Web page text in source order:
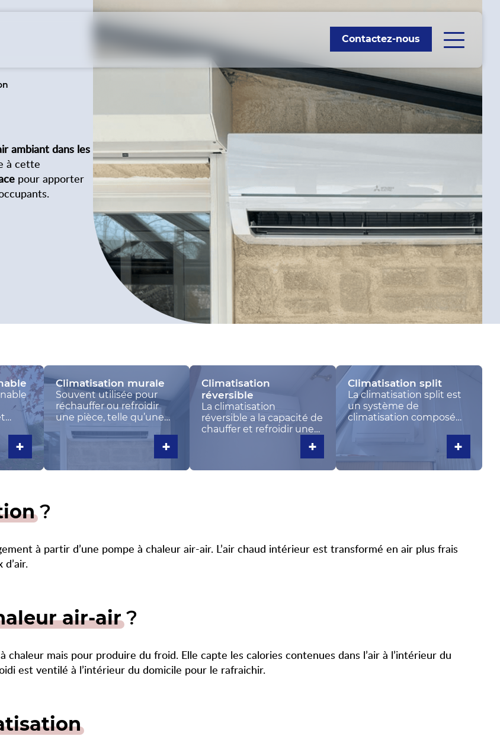
Contactez-nous
ambiant dans les
à cette
pour apporter
à
de
+
Climatisation murale
Souvent utilisée pour
réchauffer ou refroidir
une pièce, telle qu’une
chambre ou un bureau, la
climatisation murale
directement sur un mur,
réel confort d’utilisation.
+
Climatisation
réversible
La climatisation
réversible a la capacité de
chauffer et refroidir une
pièce. Basée sur un cycle
thermodynamique, elle
puis inverser son cycle de
+
Climatisation split
La climatisation split est
un système de
climatisation composé
d’au moins une unité
appelée « mono-split »
dans le cas où une seule
+
?
à partir d’une pompe à chaleur air-air. L’air chaud intérieur est transformé en air plus frais
air-air?
mais pour produire du froid. Elle capte les calories contenues dans l’air à l’intérieur du
est ventilé à l’intérieur du domicile pour le rafraichir.